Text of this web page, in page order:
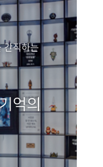
간직하는
억의